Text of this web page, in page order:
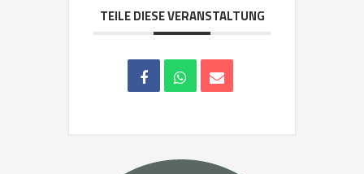
TEILE DIESE VERANSTALTUNG